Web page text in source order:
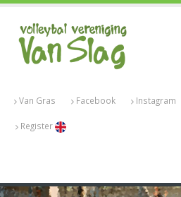
Van Gras Facebook Instagram
Register